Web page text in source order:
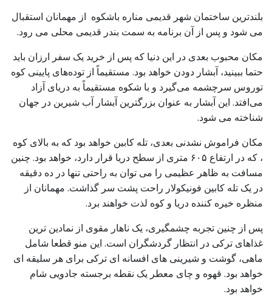
بلندترین ساختمان شهر قدیمی مناره باشکوه از مهمانان استقبال
می شود و پس از آن برنامه به سمت بندر قدیمی محلی می رود.
مکان محبوب بعدی در این دنیا که پس از خرید یک سفر ارزان باید
حتما ببینید، آبشار دودن خواهد بود. مستقیماً از توده‌های پایینی کوه
توروس سرچشمه می‌گیرد و با شکوه مستقیماً به دریای آزاد
می‌افتد. این آبشار به عنوان بزرگترین آبشار آب شیرین در جهان
شناخته می شود.
مکان فراموش نشدنی بعدی، تله کابین خواهد بود که به بالای کوه
، که در ارتفاع ۶۰۵ متری از سطح دریا قرار دارد، خواهد بود. چنین
مسافت به ظاهر عظیمی را می توان به راحتی تنها در ده دقیقه
در یک تله کابین فونیکولار راحت پشت سر گذاشت. مهمانان از
منظره خیره کننده دریا و کوه لذت خواهند برد.
پس از چنین تجربه چشمگیری، یک ناهار مقوی از نمادین ترین
غذاهای ترکی در انتظار گردشگران است. این منو قطعا شامل
ماهی، گوشت و شیرینی های افسانه ای ترکی برای هر سلیقه ای
خواهد بود. قهوه و چای معطر یک نقطه برجسته جادویی شام
خواهد بود.